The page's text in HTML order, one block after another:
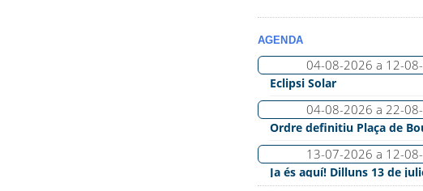
AGENDA